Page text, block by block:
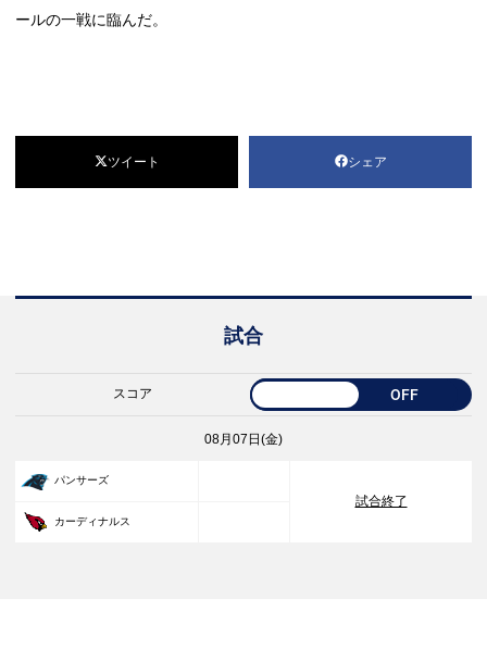
ールの一戦に臨んだ。
ツイート シェア
試合
スコア OFF
08月07日(金)
パンサーズ
試合終了
カーディナルス